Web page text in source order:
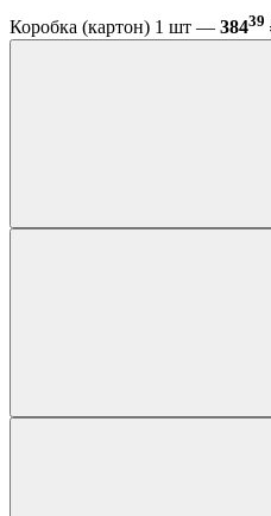
Коробка (картон) 1 шт — 38439